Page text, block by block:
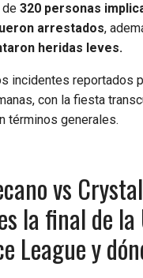
de 320 personas
arrestados,
heridas leves.
incidentes reportados
con la fiesta
términos generales.
vs
la final de la
League y